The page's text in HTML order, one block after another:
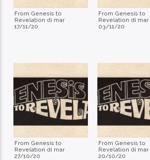
From Genesis to
Revelation di mar
17/11/20
From Genesis to
Revelation di mar
03/11/20
From Genesis to
Revelation di mar
27/10/20
From Genesis to
Revelation di mar
20/10/20